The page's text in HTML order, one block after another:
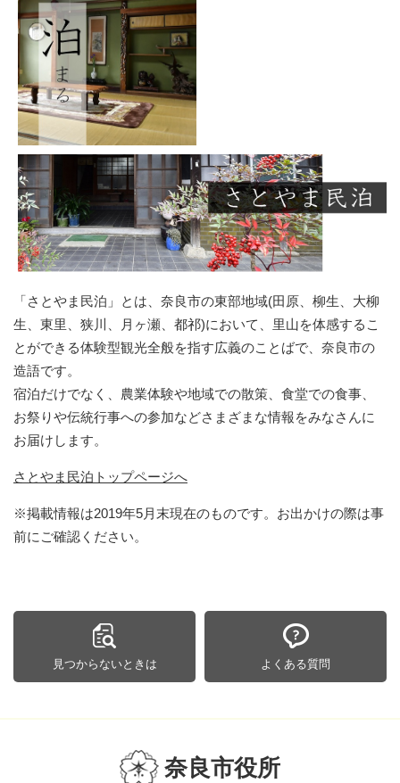
「さとやま民泊」とは、奈良市の東部地域(田原、柳生、大柳
生、東里、狭川、月ヶ瀬、都祁)において、里山を体感するこ
とができる体験型観光全般を指す広義のことばで、奈良市の
造語です。
宿泊だけでなく、農業体験や地域での散策、食堂での食事、
お祭りや伝統行事への参加などさまざまな情報をみなさんに
お届けします。
さとやま民泊トップページへ
※掲載情報は2019年5月末現在のものです。お出かけの際は事
前にご確認ください。
見つからないときは よくある質問
奈良市役所